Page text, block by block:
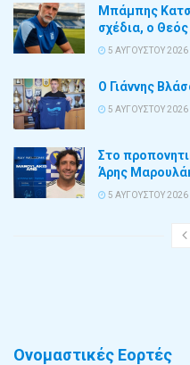
Μπάμπης
σχέδια, ο
5 ΑΥΓΟΎΣΤΟΥ 2026
Ο Γιάννης
5 ΑΥΓΟΎΣΤΟΥ 2026
Στο
Άρης
5 ΑΥΓΟΎΣΤΟΥ 2026
Ονομαστικές Εορτές